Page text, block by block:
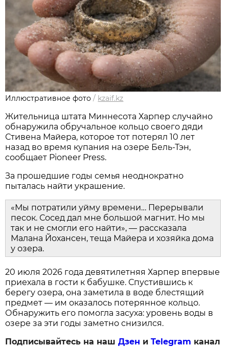
Иллюстративное фото / kzaif.kz
Жительница штата Миннесота Харпер случайно
обнаружила обручальное кольцо своего дяди
Стивена Майера, которое тот потерял 10 лет
назад во время купания на озере Бель-Тэн,
сообщает Pioneer Press.
За прошедшие годы семья неоднократно
пыталась найти украшение.
«Мы потратили уйму времени… Перерывали
песок. Сосед дал мне большой магнит. Но мы
так и не смогли его найти», — рассказала
Малана Йохансен, теща Майера и хозяйка дома
у озера.
20 июля 2026 года девятилетняя Харпер впервые
приехала в гости к бабушке. Спустившись к
берегу озера, она заметила в воде блестящий
предмет — им оказалось потерянное кольцо.
Обнаружить его помогла засуха: уровень воды в
озере за эти годы заметно снизился.
Подписывайтесь на нашДзен иTelegram канал